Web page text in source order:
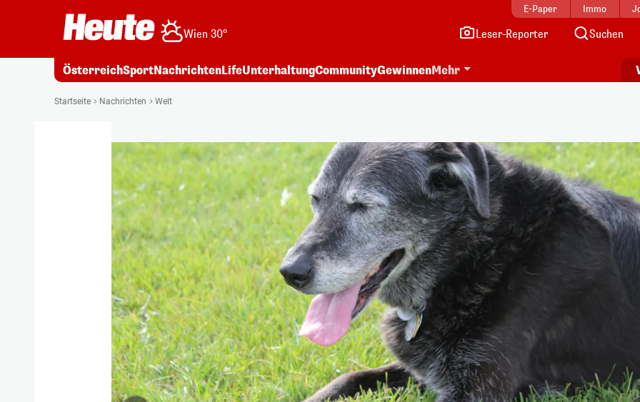
E-Paper Immo
Wien 30° Leser-Reporter Suchen
ÖsterreichSportNachrichtenLifeUnterhaltungCommunityGewinnenMehr
Startseite Nachrichten Welt